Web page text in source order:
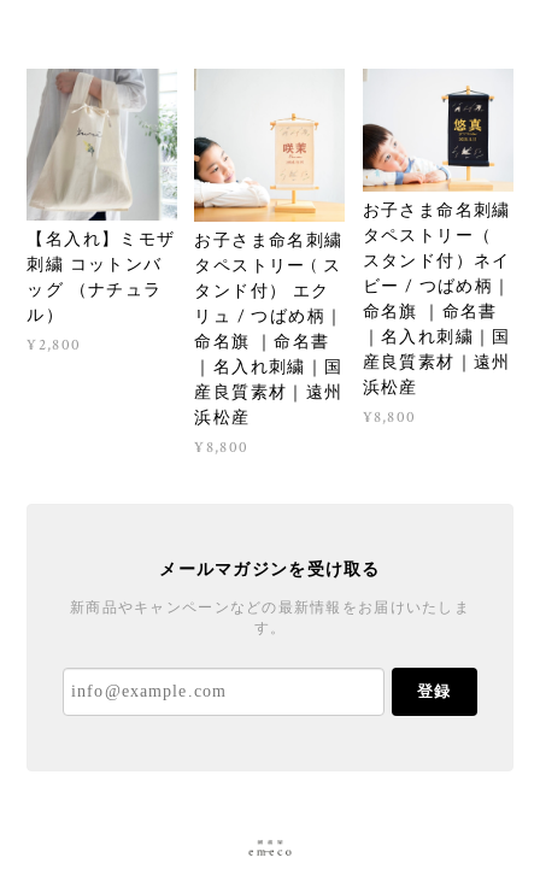
【名入れ】ミモザ
刺繍 コットンバ
ッグ （ナチュラ
ル）
¥2,800
お子さま命名刺繍
タペストリー ( ス
タンド付） エク
リュ / つばめ柄｜
命名旗 ｜命名書
｜名入れ刺繍｜国
産良質素材｜遠州
浜松産
¥8,800
お子さま命名刺繍
タペストリー（
スタンド付）ネイ
ビー / つばめ柄｜
命名旗 ｜命名書
｜名入れ刺繍｜国
産良質素材｜遠州
浜松産
¥8,800
メールマガジンを受け取る
新商品やキャンペーンなどの最新情報をお届けいたしま
す。
登録